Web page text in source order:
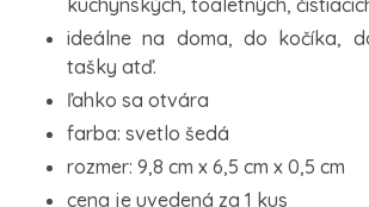
kuchynských, toaletných,
ideálne na doma, do kočíka,
tašky atď.
ľahko sa otvára
farba: svetlo šedá
rozmer: 9,8 cm x 6,5 cm x 0,5 cm
cena je uvedená za 1 kus